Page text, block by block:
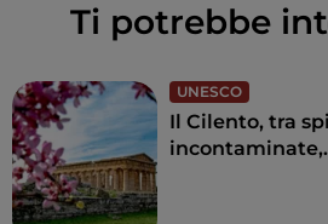
Ti potrebbe
UNESCO
Il Cilento, tra
incontaminate,